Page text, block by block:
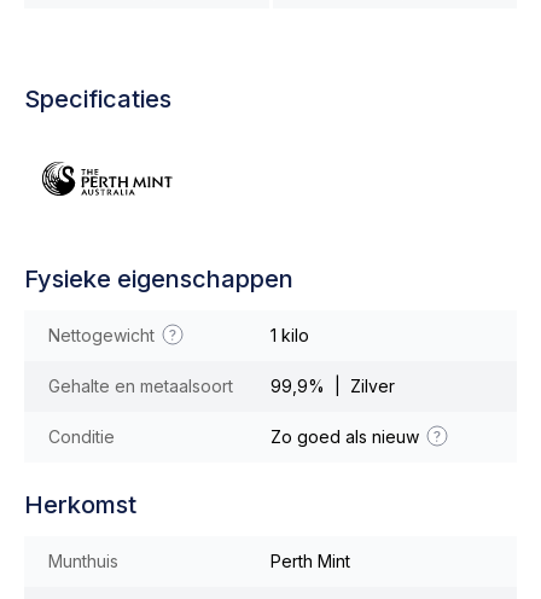
Specificaties
Fysieke eigenschappen
Nettogewicht 1 kilo
Gehalte en metaalsoort 99,9% | Zilver
Conditie Zo goed als nieuw
Herkomst
Munthuis Perth Mint